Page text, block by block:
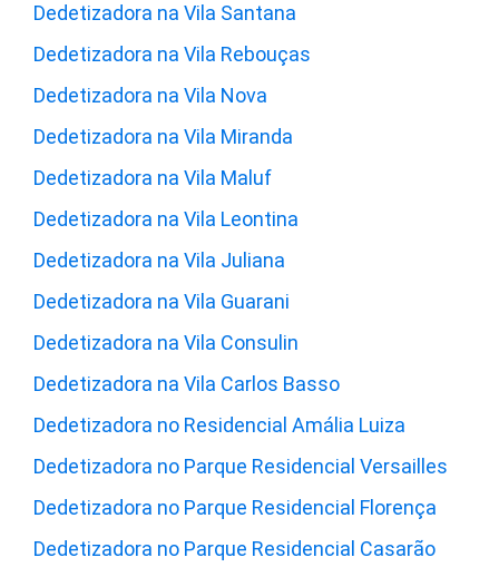
Dedetizadora na Vila Santana
Dedetizadora na Vila Rebouças
Dedetizadora na Vila Nova
Dedetizadora na Vila Miranda
Dedetizadora na Vila Maluf
Dedetizadora na Vila Leontina
Dedetizadora na Vila Juliana
Dedetizadora na Vila Guarani
Dedetizadora na Vila Consulin
Dedetizadora na Vila Carlos Basso
Dedetizadora no Residencial Amália Luiza
Dedetizadora no Parque Residencial Versailles
Dedetizadora no Parque Residencial Florença
Dedetizadora no Parque Residencial Casarão